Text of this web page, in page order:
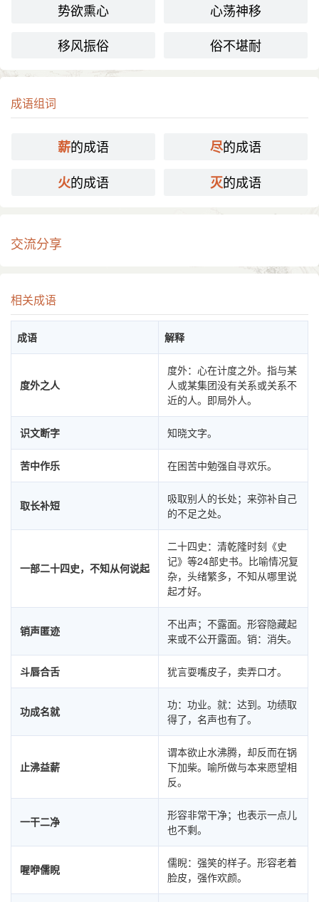
势欲熏心
心荡神移
移风振俗
俗不堪耐
成语组词
薪的成语 尽的成语
火的成语 灭的成语
交流分享
相关成语
成语 解释
度外之人
度外：心在计度之外。指与某
人或某集团没有关系或关系不
近的人。即局外人。
识文断字 知晓文字。
苦中作乐 在困苦中勉强自寻欢乐。
取长补短
吸取别人的长处；来弥补自己
的不足之处。
一部二十四史，不知从何说起
二十四史：清乾隆时刻《史
记》等24部史书。比喻情况复
杂，头绪繁多，不知从哪里说
起才好。
销声匿迹
不出声；不露面。形容隐藏起
来或不公开露面。销：消失。
斗唇合舌 犹言耍嘴皮子，卖弄口才。
功成名就
功：功业。就：达到。功绩取
得了，名声也有了。
止沸益薪
谓本欲止水沸腾，却反而在锅
下加柴。喻所做与本来愿望相
反。
一干二净
形容非常干净；也表示一点儿
也不剩。
喔咿儒睨
儒睨：强笑的样子。形容老着
脸皮，强作欢颜。